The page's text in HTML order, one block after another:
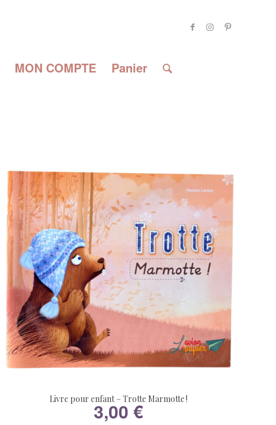
MON COMPTE Panier
Livre pour enfant – Trotte Marmotte !
3,00€